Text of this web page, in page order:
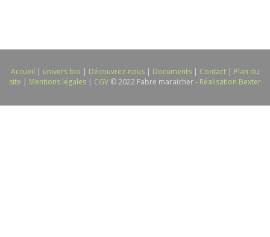
Accueil | univers bio | Découvrez-nous | Documents | Contact | Plan du
site | Mentions légales | CGV © 2022 Fabre maraicher - Réalisation Bexter